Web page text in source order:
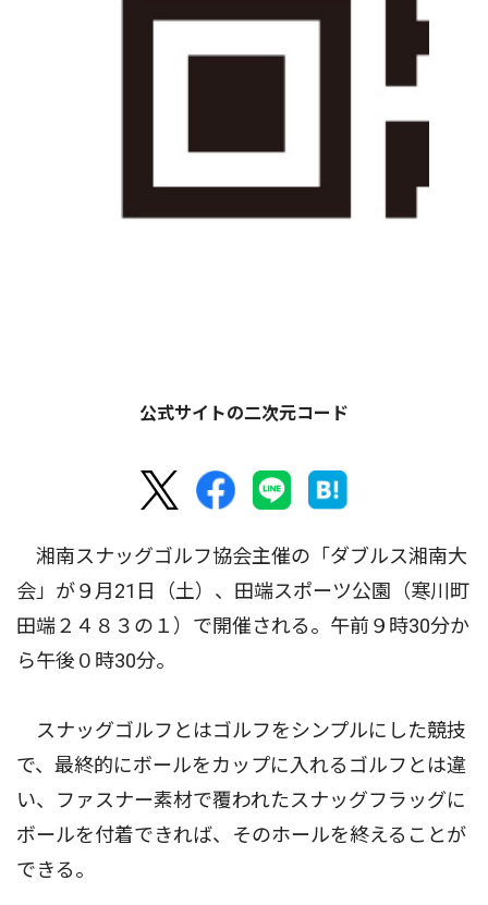
公式サイトの二次元コード
湘南スナッグゴルフ協会主催の「ダブルス湘南大
会」が９月21日（土）、田端スポーツ公園（寒川町
田端２４８３の１）で開催される。午前９時30分か
ら午後０時30分。
スナッグゴルフとはゴルフをシンプルにした競技
で、最終的にボールをカップに入れるゴルフとは違
い、ファスナー素材で覆われたスナッグフラッグに
ボールを付着できれば、そのホールを終えることが
できる。